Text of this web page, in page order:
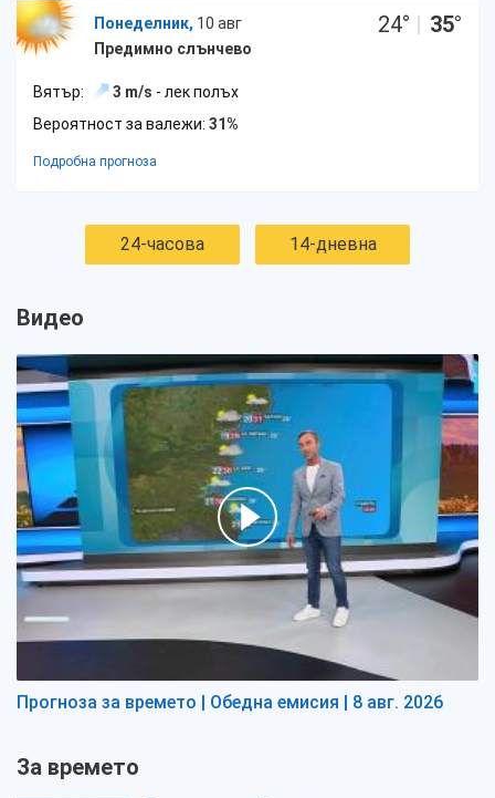
Понеделник, 10 авг
Предимно слънчево
24° | 35°
Вятър: 3 m/s - лек полъх
Вероятност за валежи: 31%
Подробна прогноза
24-часова 14-дневна
Видео
Прогноза за времето | Обедна емисия | 8 авг. 2026
За времето